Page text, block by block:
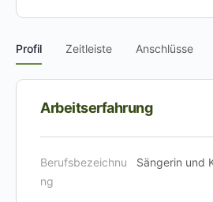
Profil Zeitleiste Anschlüsse
Arbeitserfahrung
Berufsbezeichnu
ng
Sängerin und